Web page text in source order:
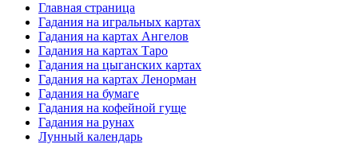
Главная страница
Гадания на игральных картах
Гадания на картах Ангелов
Гадания на картах Таро
Гадания на цыганских картах
Гадания на картах Ленорман
Гадания на бумаге
Гадания на кофейной гуще
Гадания на рунах
Лунный календарь